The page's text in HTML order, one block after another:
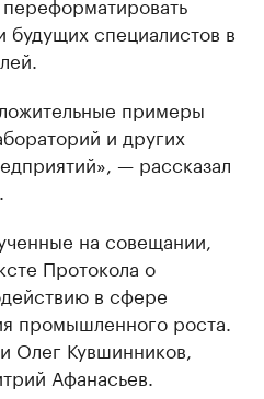
будущих специалистов в
примеры
и других
— рассказал
на совещании,
Протокола о
в сфере
промышленного роста.
Олег Кувшинников,
Афанасьев.